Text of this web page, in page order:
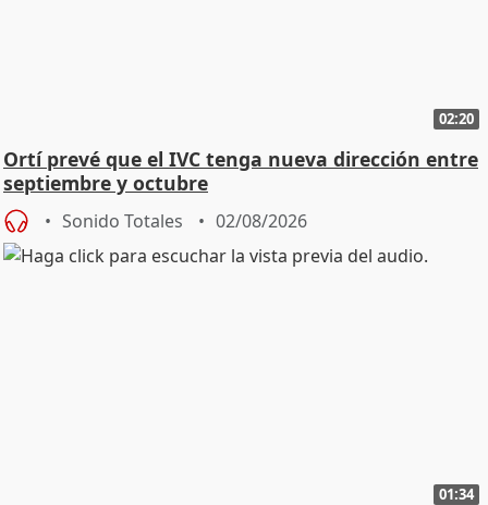
02:20
Ortí prevé que el IVC tenga nueva dirección entre
septiembre y octubre
Sonido Totales 02/08/2026
01:34